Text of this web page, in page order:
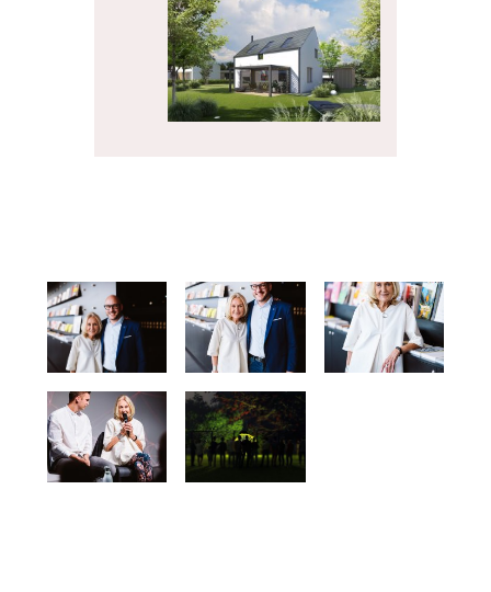
PRODUKTY
Pórobetonový stavební
materiál Ytong - Xella